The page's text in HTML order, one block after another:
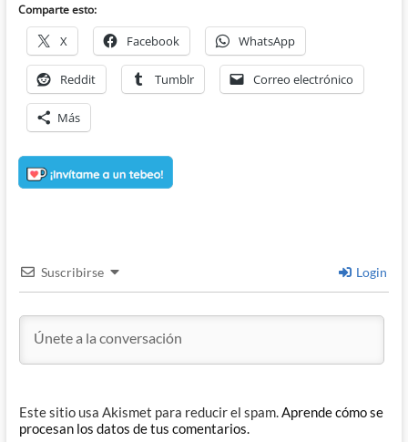
Comparte esto:
X Facebook WhatsApp
Reddit Tumblr Correo electrónico
Más
Suscribirse Login
Este sitio usa Akismet para reducir el spam.Aprende cómo se
procesan los datos de tus comentarios.